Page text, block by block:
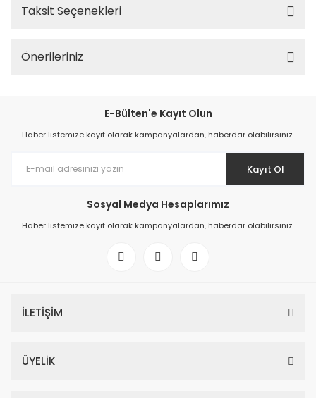
Taksit Seçenekleri
Önerileriniz
E-Bülten'e Kayıt Olun
Haber listemize kayıt olarak kampanyalardan, haberdar olabilirsiniz.
Kayıt Ol
Sosyal Medya Hesaplarımız
Haber listemize kayıt olarak kampanyalardan, haberdar olabilirsiniz.
İLETİŞİM
ÜYELİK